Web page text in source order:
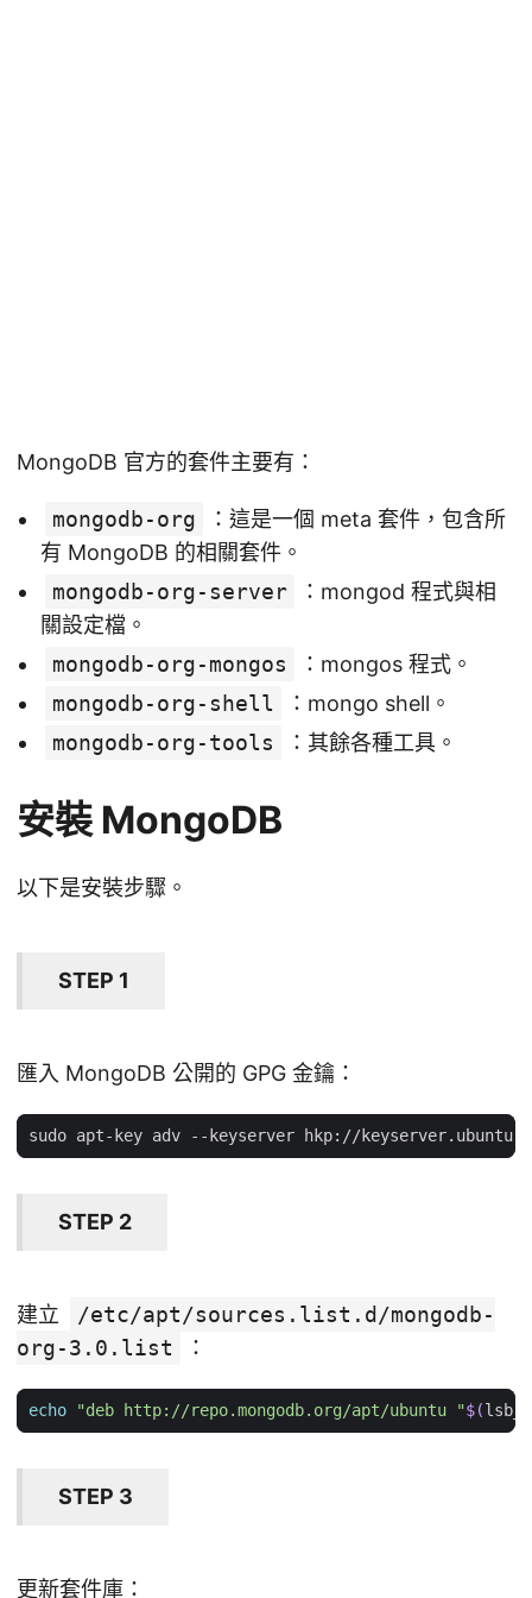
MongoDB 官方的套件主要有：
mongodb-org
：這是一個 meta 套件，包含所
有 MongoDB 的相關套件。
mongodb-org-server
：mongod 程式與相
關設定檔。
mongodb-org-mongos
：mongos 程式。
mongodb-org-shell
：mongo shell。
mongodb-org-tools
：其餘各種工具。
安裝 MongoDB
以下是安裝步驟。
STEP 1
匯入 MongoDB 公開的 GPG 金鑰：
STEP 2
建立
/etc/apt/sources.list.d/mongodb-
org-3.0.list
：
echo "deb http://repo.mongodb.org/apt/ubuntu "$(
STEP 3
更新套件庫：